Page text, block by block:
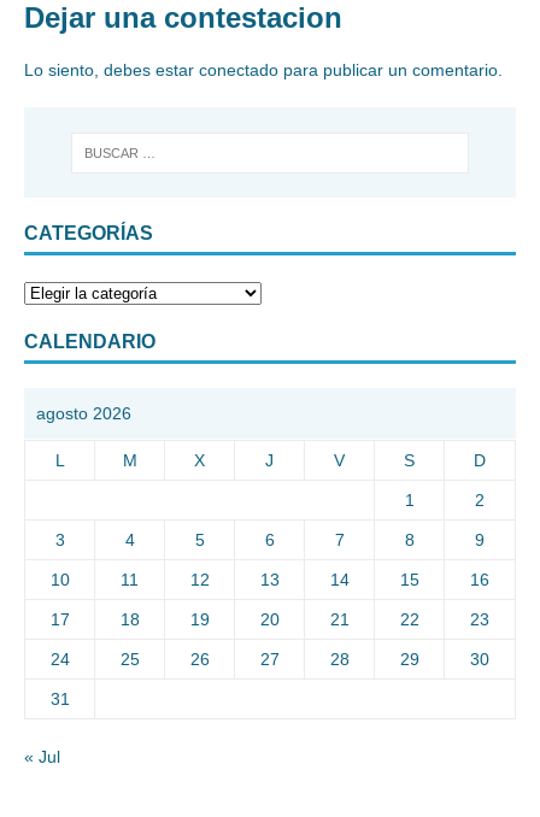
Dejar una contestacion
Lo siento, debes estar conectado para publicar un comentario.
CATEGORÍAS
CALENDARIO
agosto 2026
L M X J V S D
1 2
3 4 5 6 7 8 9
10 11 12 13 14 15 16
17 18 19 20 21 22 23
24 25 26 27 28 29 30
31
« Jul